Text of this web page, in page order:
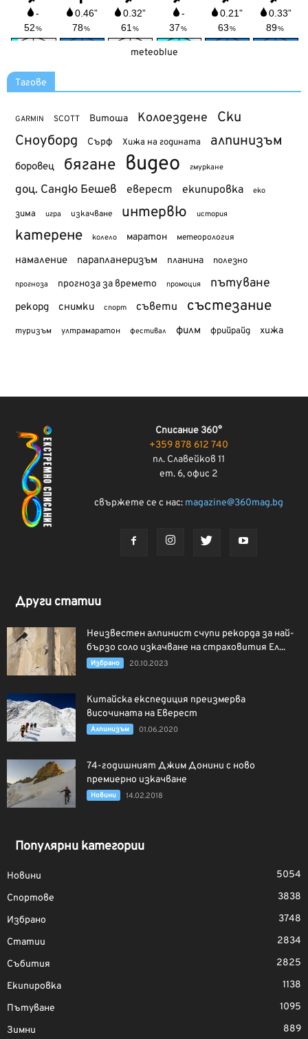
meteoblue
Тагове
GARMIN SCOTT Витоша Колоездене Ски
Сноуборд Сърф Хижа на годината алпинизъм
боровец бягане видео гмуркане
доц. Сандю Бешев еверест екипировка еко
зима игра изкачване интервю история
катерене колело маратон метеорология
намаление парапланеризъм планина полезно
прогноза прогноза за времето промоция пътуване
рекорд снимки спорт съвети състезание
туризъм ултрамаратон фестивал филм фрийрайд хижа
Списание 360°
+359 878 612 740
пл. Славейков 11
ет. 6, офис 2
свържете се с нас: magazine@360mag.bg
Други статии
Неизвестен алпинист счупи рекорда за най-
бързо соло изкачване на страховития Ел...
Избрано 20.10.2023
Китайска експедиция преизмерва
височината на Еверест
Алпинизъм 01.06.2020
74-годишният Джим Донини с ново
премиерно изкачване
Новини 14.02.2018
Популярни категории
Новини
5054
Спортове
3838
Избрано
3748
Статии
2834
Събития
2825
Екипировка
1138
Пътуване
1095
Зимни
889